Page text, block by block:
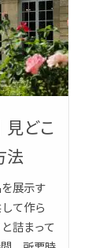
見どこ
法
展示す
て作ら
詰まって